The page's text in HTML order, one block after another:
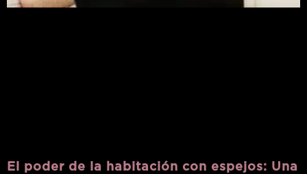
El poder de la habitación con espejos: Una